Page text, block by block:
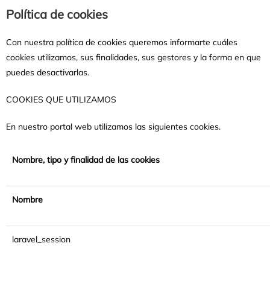
Política de cookies
Con nuestra política de cookies queremos informarte cuáles
cookies utilizamos, sus finalidades, sus gestores y la forma en que
puedes desactivarlas.
COOKIES QUE UTILIZAMOS
En nuestro portal web utilizamos las siguientes cookies.
Nombre, tipo y finalidad de las cookies
Nombre
laravel_session